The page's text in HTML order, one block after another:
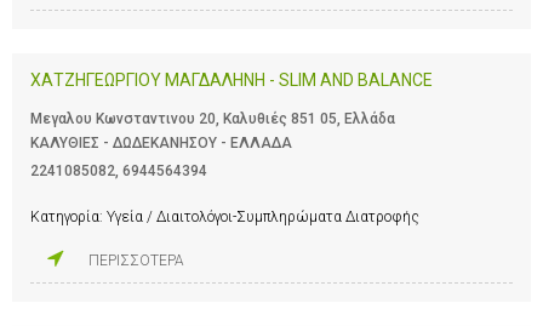
ΧΑΤΖΗΓΕΩΡΓΙΟΥ ΜΑΓΔΑΛΗΝΗ - SLIM AND BALANCE
Μεγαλου Κωνσταντινου 20, Καλυθιές 851 05, Ελλάδα
ΚΑΛΥΘΙΕΣ - ΔΩΔΕΚΑΝΗΣΟΥ - ΕΛΛΑΔΑ
2241085082 6944564394
Κατηγορία: Υγεία / Διαιτολόγοι-Συμπληρώματα Διατροφής
ΠΕΡΙΣΣΟΤΕΡΑ